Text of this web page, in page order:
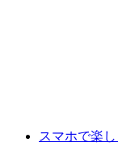
スマホで楽し